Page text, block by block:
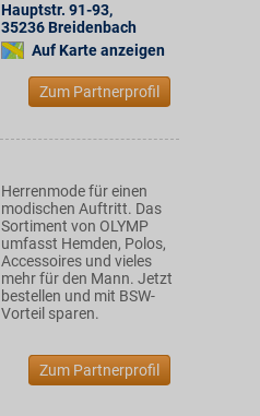
Hauptstr. 91-93,
35236 Breidenbach
Auf Karte anzeigen
Zum Partnerprofil
Herrenmode für einen
modischen Auftritt. Das
Sortiment von OLYMP
umfasst Hemden, Polos,
Accessoires und vieles
mehr für den Mann. Jetzt
bestellen und mit BSW-
Vorteil sparen.
Zum Partnerprofil